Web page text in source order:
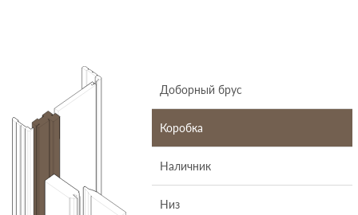
Доборный брус
Коробка
Наличник
Низ